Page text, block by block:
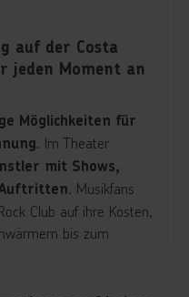
auf der Costa
jeden Moment an
Möglichkeiten für
. Im Theater
mit Shows,
Auftritten. Musikfans
Club auf ihre Kosten,
bis zum